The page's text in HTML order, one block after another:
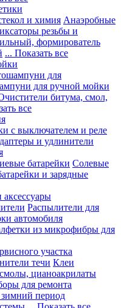
и химия Анаэробные
резьбы и
формирователь
... Показать все
для
для ручной мойки
битума, смол,
все
с выключателем и реле
и удлинители
батарейки Солевые
и зарядные
Распылители для
автомобиля
из микрофибры для
участка
течи Клеи
цианоакрилаты
для ремонта
период